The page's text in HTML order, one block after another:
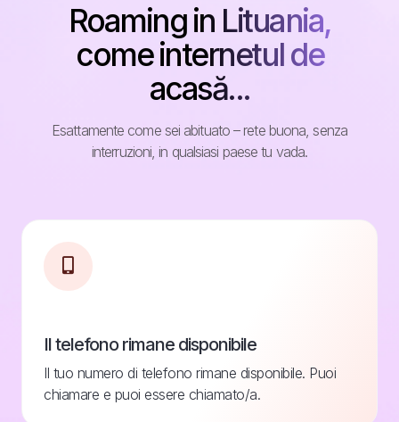
Roaming in Lituania,
come internetul de
acasă...
Esattamente come sei abituato – rete buona, senza
interruzioni, in qualsiasi paese tu vada.
Il telefono rimane disponibile
Il tuo numero di telefono rimane disponibile. Puoi
chiamare e puoi essere chiamato/a.